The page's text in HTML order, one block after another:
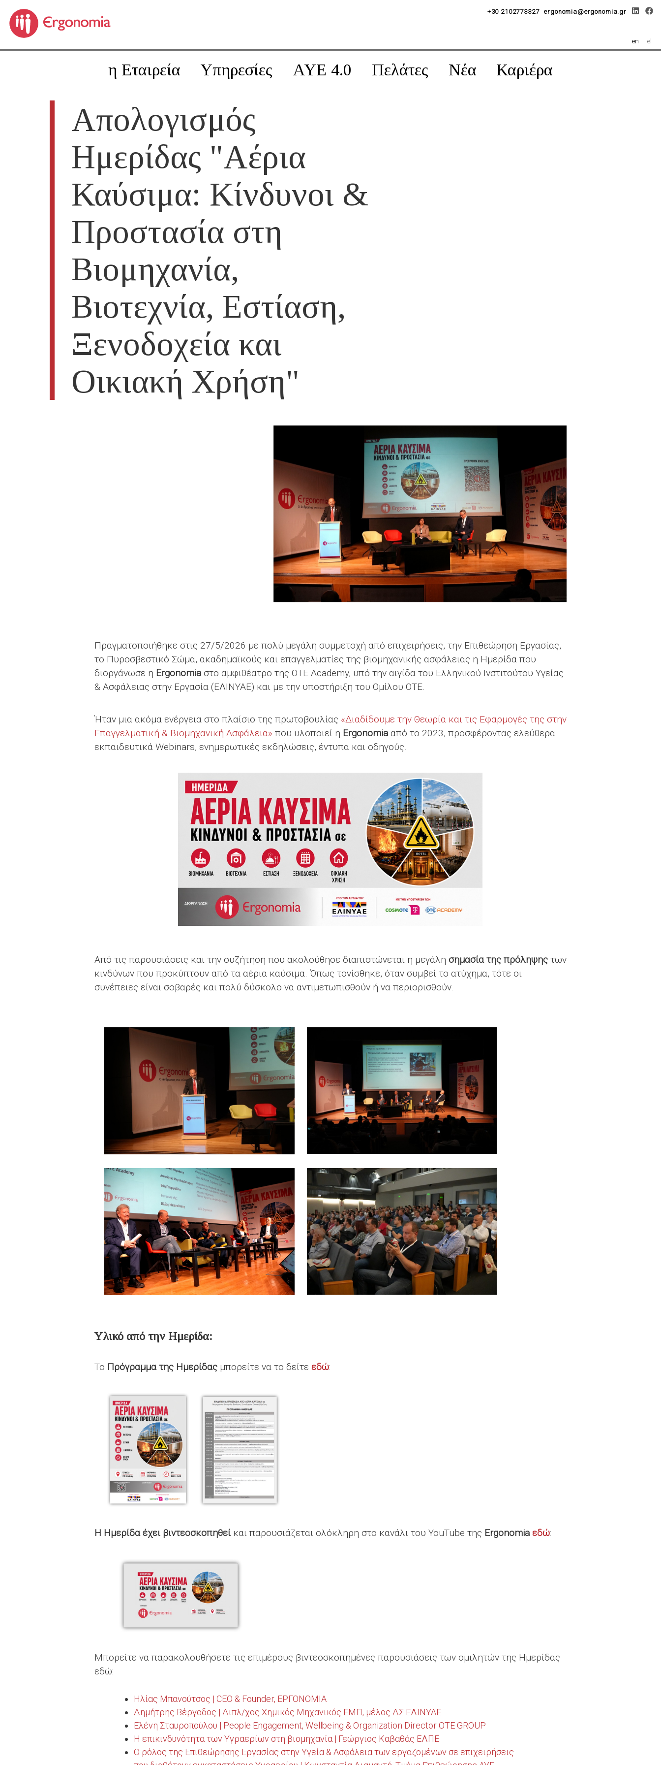
+30 2102773327 ergonomia@ergonomia.gr
en el
η Εταιρεία Υπηρεσίες AYE 4.0 Πελάτες Νέα Καριέρα
Απολογισμός
Ημερίδας "Αέρια
Καύσιμα: Κίνδυνοι &
Προστασία στη
Βιομηχανία,
Βιοτεχνία, Εστίαση,
Ξενοδοχεία και
Οικιακή Χρήση"
Πραγματοποιήθηκε στις 27/5/2026 με πολύ μεγάλη συμμετοχή από επιχειρήσεις, την Επιθεώρηση Εργασίας,
το Πυροσβεστικό Σώμα, ακαδημαϊκούς και επαγγελματίες της βιομηχανικής ασφάλειας η Ημερίδα που
διοργάνωσε η Ergonomiaστο αμφιθέατρο της ΟΤΕ Academy, υπό την αιγίδα του Ελληνικού Ινστιτούτου Υγείας
& Ασφάλειας στην Εργασία (ΕΛΙΝΥΑΕ) και με την υποστήριξη του Ομίλου ΟΤΕ.
Ήταν μια ακόμα ενέργεια στο πλαίσιο της πρωτοβουλίας «Διαδίδουμε την Θεωρία και τις Εφαρμογές της στην
Επαγγελματική & Βιομηχανική Ασφάλεια» που υλοποιεί η Ergonomia από το 2023, προσφέροντας ελεύθερα
εκπαιδευτικά Webinars, ενημερωτικές εκδηλώσεις, έντυπα και οδηγούς.
Από τις παρουσιάσεις και την συζήτηση που ακολούθησε διαπιστώνεται η μεγάλη σημασία της πρόληψης των
κινδύνων που προκύπτουν από τα αέρια καύσιμα. Όπως τονίσθηκε, όταν συμβεί το ατύχημα, τότε οι
συνέπειες είναι σοβαρές και πολύ δύσκολο να αντιμετωπισθούν ή να περιορισθούν.
Υλικό από την Ημερίδα:
Το Πρόγραμμα της Ημερίδαςμπορείτε να το δείτε εδώ:
Η Ημερίδα έχει βιντεοσκοπηθείκαι παρουσιάζεται ολόκληρη στο κανάλι του YouTube της Ergonomia εδώ:
Μπορείτε να παρακολουθήσετε τις επιμέρους βιντεοσκοπημένες παρουσιάσεις των ομιλητών της Ημερίδας
εδώ:
Ηλίας Μπανούτσος | CEO & Founder, ΕΡΓΟΝΟΜΙΑ
Δημήτρης Βέργαδος | Διπλ/χος Χημικός Μηχανικός ΕΜΠ, μέλος ΔΣ ΕΛΙΝΥΑΕ
Ελένη Σταυροπούλου | People Engagement, Wellbeing & Organization Director OTE GROUP
Η επικινδυνότητα των Υγραερίων στη βιομηχανία | Γεώργιος Καβαθάς ΕΛΠΕ
Ο ρόλος της Επιθεώρησης Εργασίας στην Υγεία & Ασφάλεια των εργαζομένων σε επιχειρήσεις